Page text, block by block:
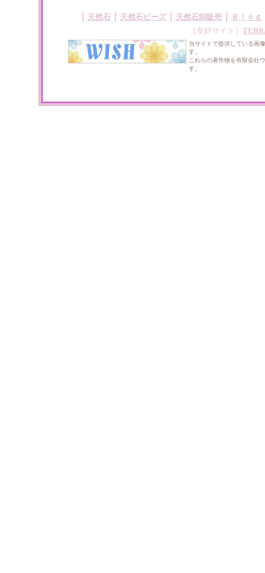
天然石 天然石ビーズ｜ 天然石卸販売 Ｂｌｏｇ
［友好サイト］
当サイトで提供している画
す。
これらの著作物を有限会社
す。